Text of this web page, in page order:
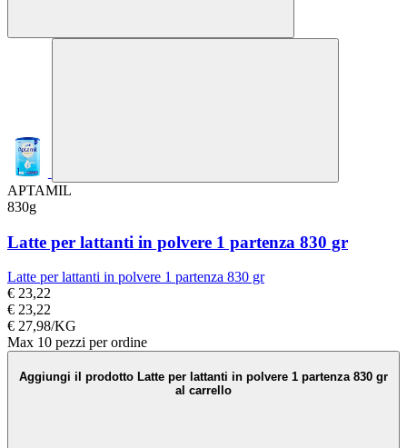
APTAMIL
830g
Latte per lattanti in polvere 1 partenza 830 gr
Latte per lattanti in polvere 1 partenza 830 gr
€ 23,22
€ 23,22
€ 27,98/KG
Max 10 pezzi per ordine
Aggiungi il prodotto Latte per lattanti in polvere 1 partenza 830 gr
al carrello